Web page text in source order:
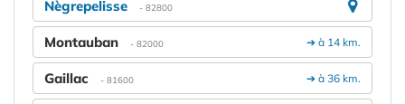
Nègrepelisse - 82800
➔ à 14 km.
Montauban - 82000
➔ à 36 km.
Gaillac - 81600